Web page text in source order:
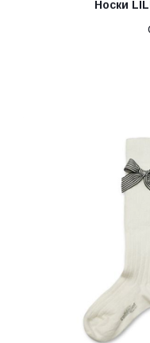
Носки